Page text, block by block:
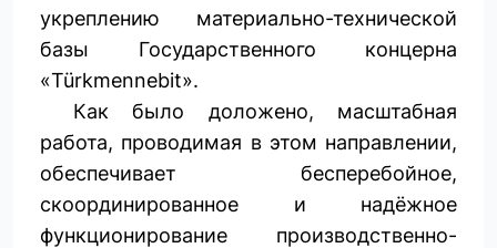
укреплению материально-технической
базы Государственного концерна
«Türkmennebit».
Как было доложено, масштабная
работа, проводимая в этом направлении,
обеспечивает бесперебойное,
скоординированное и надёжное
функционирование производственно-